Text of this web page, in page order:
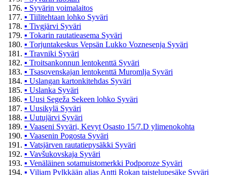
▪ Syvärin voimalaitos
▪ Tiilitehtaan lohko Syväri
▪ Tivgjärvi Syväri
▪ Tokarin rautatieasema Syväri
▪ Torjuntakeskus Vepsän Lukko Voznesenja Syväri
▪ Travniki Syväri
▪ Troitsankonnun lentokenttä Syväri
▪ Tsasovenskajan lentokenttä Muromlja Syväri
▪ Uslangan kartonkitehdas Syväri
▪ Uslanka Syväri
▪ Uusi Segeža Sekeen lohko Syväri
▪ Uusikylä Syväri
▪ Uutujärvi Syväri
▪ Vaaseni Syväri, Kevyt Osasto 15/7.D ylimenokohta
▪ Vaasenin Pogosta Syväri
▪ Vatsjärven rautatiepysäkki Syväri
▪ Vavšukovskaja Syväri
▪ Venäläinen sotamuistomerkki Podporoze Syväri
▪ Viljam Pylkkään alias Antti Rokan taistelupesäke Syväri